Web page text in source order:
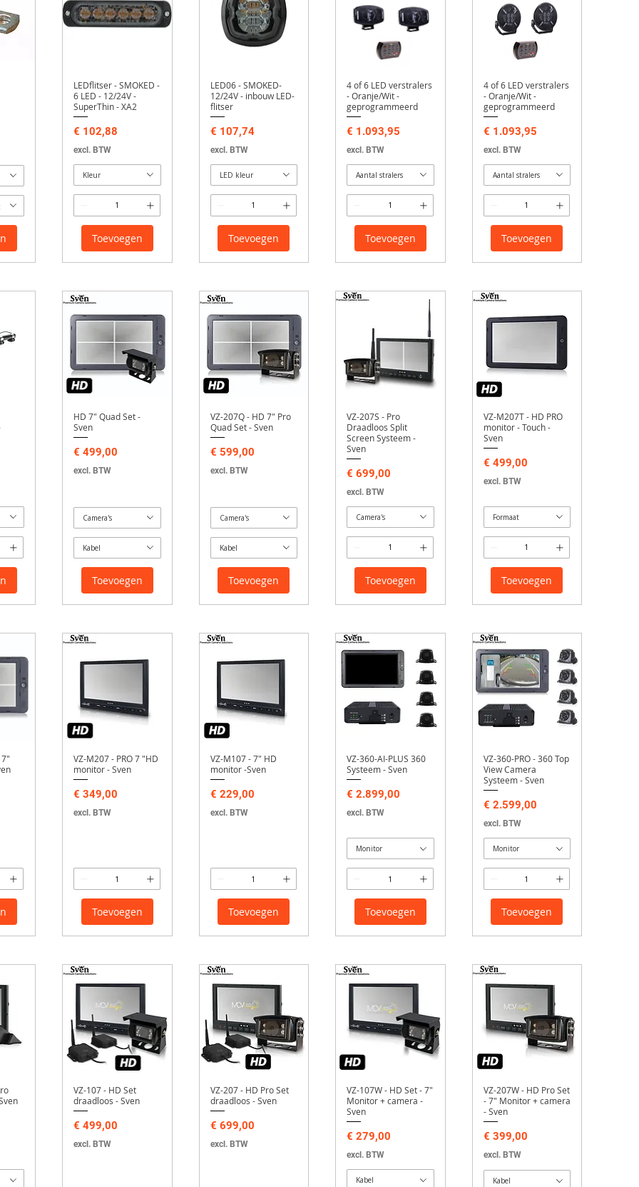
LEDflitser - SMOKED -
6 LED - 12/24V -
SuperThin - XA2
Prijs
€ 102,88
excl. BTW
Kleur
Toevoegen
LED06 - SMOKED-
12/24V - inbouw LED-
flitser
Prijs
€ 107,74
excl. BTW
LED kleur
Toevoegen
4 of 6 LED verstralers
- Oranje/Wit -
geprogrammeerd
Prijs
€ 1.093,95
excl. BTW
Aantal stralers
Toevoegen
4 of 6 LED verstralers
- Oranje/Wit -
geprogrammeerd
Prijs
€ 1.093,95
excl. BTW
Aantal stralers
Toevoegen
HD 7" Quad Set -
Sven
Prijs
€ 499,00
excl. BTW
Camera's
Kabel
Toevoegen
VZ-207Q - HD 7" Pro
Quad Set - Sven
Prijs
€ 599,00
excl. BTW
Camera's
Kabel
Toevoegen
VZ-207S - Pro
Draadloos Split
Screen Systeem -
Sven
Prijs
€ 699,00
excl. BTW
Camera's
Toevoegen
VZ-M207T - HD PRO
monitor - Touch -
Sven
Prijs
€ 499,00
excl. BTW
Formaat
Toevoegen
VZ-M207 - PRO 7 "HD
monitor - Sven
Prijs
€ 349,00
excl. BTW
Toevoegen
VZ-M107 - 7" HD
monitor -Sven
Prijs
€ 229,00
excl. BTW
Toevoegen
VZ-360-AI-PLUS 360
Systeem - Sven
Prijs
€ 2.899,00
excl. BTW
Monitor
Toevoegen
VZ-360-PRO - 360 Top
View Camera
Systeem - Sven
Prijs
€ 2.599,00
excl. BTW
Monitor
Toevoegen
VZ-107 - HD Set
draadloos - Sven
Prijs
€ 499,00
excl. BTW
VZ-207 - HD Pro Set
draadloos - Sven
Prijs
€ 699,00
excl. BTW
VZ-107W - HD Set - 7"
Monitor + camera -
Sven
Prijs
€ 279,00
excl. BTW
Kabel
VZ-207W - HD Pro Set
- 7" Monitor + camera
- Sven
Prijs
€ 399,00
excl. BTW
Kabel